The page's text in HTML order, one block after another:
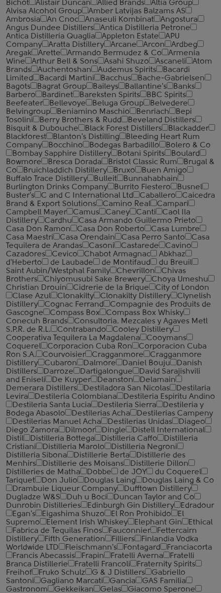
Bichot Alistair Duncan Allied Brands
Altia Group
Alvisa Alcohol Group
Amber Latvijas Balzams AS
Ambrosia
An Cnoc Anaseuli Kombinat
Angostura
Angus Dundee Distillers
Antica Distilleria Petrone
Antica Distilleria Quaglia
Appleton Estate
APU
Company
Aratta Distillery Arcane Arcon
Ardbeg
Aregak
Arette Armando Bermudez & Co
Armenia
Wine
Arthur Bell & Sons Asahi Shuzo Ascaneli
Atom
Brands
Auchentoshan Audemus Spirits
Bacardi
Limited
Bacardi Martini Bacchus
Bache-Gabrielsen
Bagots
Bagrat Group Baileys Ballantine's
Banks
Barbero
Bardinet Bareksten Spirits
BBC Spirits
Beefeater
Bellevoye Beluga Group
Belvedere
Belvingroup
Beniamino Maschio Benriach
Bepi
Tosolini
Berry Brothers & Rudd
Beveland Distillers
Bisquit & Dubouche
Black Forest Distillers
Blackadder
Blackforest
Blanton's Distilling
Bleeding Heart Rum
Company
Bocchino Bodegas Barbadillo
Bolero & Co
Bombay Sapphire Distillery
Botani Spirits
Boulard
Bowmore
Bresca Dorada Bristol Classic Rum
Brugal &
Co
Bruichladdich Distillery Bruxo
Buen Amigo
Buffalo Trace Distillery
Bulleit
Bunnahabhain
Burlington Drinks Company
Burrito Fiestero
Busnel
Buster's
C and C International Ltd Caballero
Caicedra
Brand & Export Solutions
Camino Real
Campari
Campbell Mayer
Camus Caney Canti
Caol Ila
Distillery
Cardhu
Casa Armando Guillermo Prieto
Casa Don Ramon
Casa Don Roberto
Casa Lumbre
Casa Maestri
Casa Orendain Casa Perro Santo
Casa
Tequilera de Arandas
Casoni Castarede
Cavino
Cazadores
Cevico Chabot Armagnac
Abkhaz
d'Heberto
de Laubade de Montifaud
du Breuil
Saint Aubin/Westphal Family
Chevrillon
Chivas
Brothers
Chiyomusubi Sake Brewery
Choya Umeshu
Christian Drouin
Cidrerie de la Brique
City of London
Clase Azul
Clonakilty Clonakilty Distillery
Clynelish
Distillery
Cognac Ferrand
Compagnie des Produits de
Gascogne
Compass Box
Compass Box Whisky
Conecuh Brands
Consultoria. Mezcales y Agaves Metl
S.P.R. de R.L.
Contrabando
Cooley Distillery
Cooperativa Tequilera La Magdalena
Cooymans
Coquerel
Corporacion Cuba Ron
Corporacion Cuba
Ron S.A.
Courvoisier Cragganmore
Cragganmore
Distillery
Cubaron Dalmore Daniel Bouju
Danish
Distillers
Darroze Dartigalongue
David Sarajishvili
and Eniseli
De Kuyper Deanston
Delamain
Demerara Distillers
Destiladora San Nicolas
Destilaria
Levira
Destileria Colombiana
Destileria Espiritu Andino
Destileria Santa Lucia
Destileria Sierra
Destileria y
Bodega Abasolo
Destilerias Acha
Destilerias Campeny
Destilerias Manuel Acha
Destilerias Unidas
Diageo
Diego Zamora
Dilmoor Dingle
Distell International
Distil
Distilleria Bottega Distilleria Caffo
Distilleria
Cristiani
Distilleria Marolo
Distilleria Negroni
Distilleria Sibona
Distillerie Berta
Distillerie des
Menhirs
Distillerie des Moisans
Distillerie Dillon
Distilleries de Matha
Dobbe de JOY
du Coquerel
Tariquet
Don Julio Douglas Laing
Douglas Laing & Co
Drambuie Liqueur Company
Dufftown Distillery
Dugladze W&S
Duh u Boci
Duncan Taylor and Co
Dunrobin Distilleries
Edinburgh Gin Distillery
Edradour
Egan's
Eigashima Shuzo El Ron Prohibido
El
Supremo
Element Irish Whiskey Elephant Gin
Ethical
Fabrica de Tequilas Finos
Fauconnier
Fettercairn
Distillery
Fifth Generation Filliers
Finlandia Vodka
Worldwide LTD
Fleischmann's Fontagard
Franciacorta
Francis Abecassis
Frapin Fratelli Averna
Fratelli
Branca Distillerie
Fratelli ‎Francoli
Fraternity Spirits
Freihof
Fruko Schulz G & J Distillers
Gabriello
Santoni
Gagliano Marcati Gancia
GAS Familia
Gastronom
Gekkeikan Gelas
Giacomo Sperone